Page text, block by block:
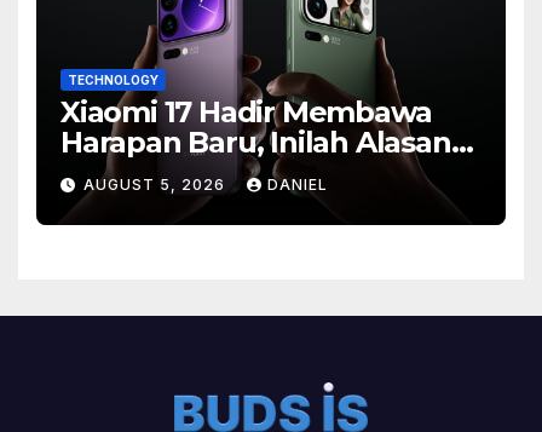
TECHNOLOGY
Xiaomi 17 Hadir Membawa
Harapan Baru, Inilah Alasan
Banyak Orang Menantikan
Ponsel Flagship Ini
AUGUST 5, 2026 DANIEL